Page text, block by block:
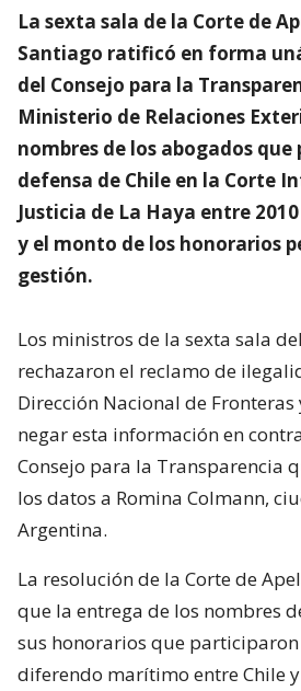
La sexta sala de la Corte de
Santiago ratificó en forma
del Consejo para la
Ministerio de Relaciones
nombres de los abogados
defensa de Chile en la Corte
Justicia de La Haya entre
y el monto de los honorarios
gestión.
Los ministros de la sexta sala
rechazaron el reclamo de
Dirección Nacional de
negar esta información en
Consejo para la Transparencia
los datos a Romina Colmann,
Argentina.
La resolución de la Corte de
que la entrega de los nombres
sus honorarios que
diferendo marítimo entre Chile